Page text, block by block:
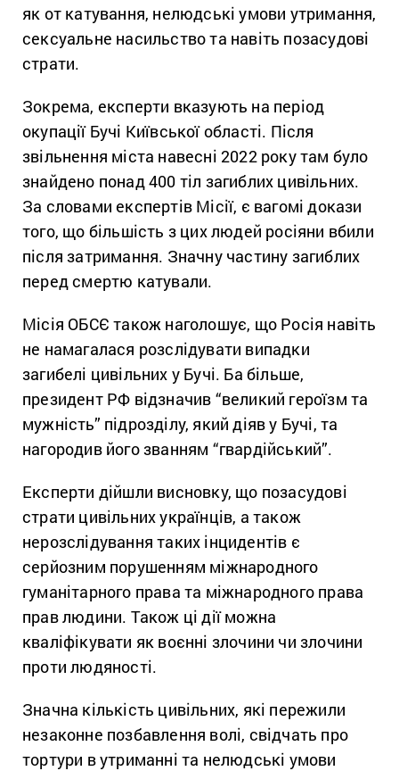
як от катування, нелюдські умови утримання,
сексуальне насильство та навіть позасудові
страти.
Зокрема, експерти вказують на період
окупації Бучі Київської області. Після
звільнення міста навесні 2022 року там було
знайдено понад 400 тіл загиблих цивільних.
За словами експертів Місії, є вагомі докази
того, що більшість з цих людей росіяни вбили
після затримання. Значну частину загиблих
перед смертю катували.
Місія ОБСЄ також наголошує, що Росія навіть
не намагалася розслідувати випадки
загибелі цивільних у Бучі. Ба більше,
президент РФ відзначив “великий героїзм та
мужність” підрозділу, який діяв у Бучі, та
нагородив його званням “гвардійський”.
Експерти дійшли висновку, що позасудові
страти цивільних українців, а також
нерозслідування таких інцидентів є
серйозним порушенням міжнародного
гуманітарного права та міжнародного права
прав людини. Також ці дії можна
кваліфікувати як воєнні злочини чи злочини
проти людяності.
Значна кількість цивільних, які пережили
незаконне позбавлення волі, свідчать про
тортури в утриманні та нелюдські умови